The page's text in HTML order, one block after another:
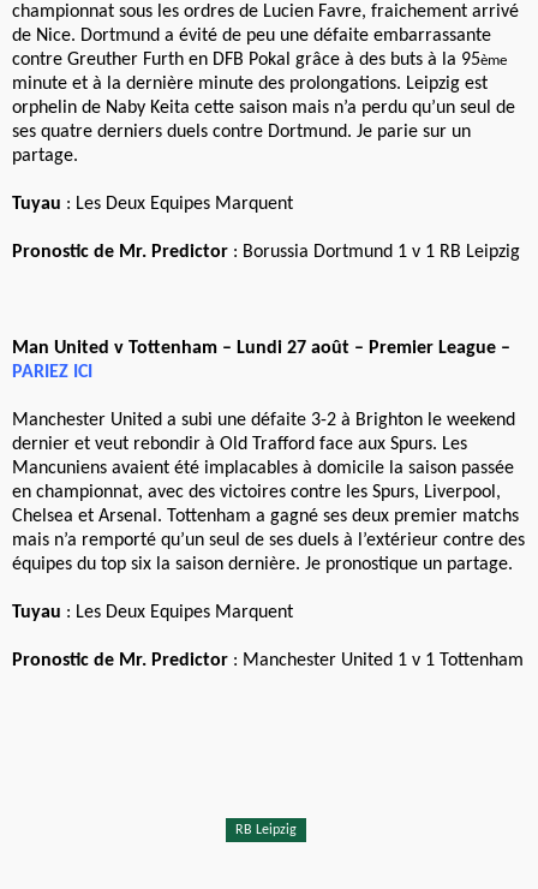
championnat sous les ordres de Lucien Favre, fraichement arrivé
de Nice. Dortmund a évité de peu une défaite embarrassante
contre Greuther Furth en DFB Pokal grâce à des buts à la 95ème
minute et à la dernière minute des prolongations. Leipzig est
orphelin de Naby Keita cette saison mais n’a perdu qu’un seul de
ses quatre derniers duels contre Dortmund. Je parie sur un
partage.
Tuyau : Les Deux Equipes Marquent
Pronostic de Mr. Predictor : Borussia Dortmund 1 v 1 RB Leipzig
Man United v Tottenham – Lundi 27 août – Premier League –
PARIEZ ICI
Manchester United a subi une défaite 3-2 à Brighton le weekend
dernier et veut rebondir à Old Trafford face aux Spurs. Les
Mancuniens avaient été implacables à domicile la saison passée
en championnat, avec des victoires contre les Spurs, Liverpool,
Chelsea et Arsenal. Tottenham a gagné ses deux premier matchs
mais n’a remporté qu’un seul de ses duels à l’extérieur contre des
équipes du top six la saison dernière. Je pronostique un partage.
Tuyau : Les Deux Equipes Marquent
Pronostic de Mr. Predictor : Manchester United 1 v 1 Tottenham
RB Leipzig